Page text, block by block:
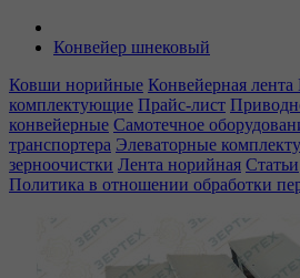
Конвейер шнековый
Ковши норийные Конвейерная лента
комплектующие Прайс-лист
конвейерные Самотечное
транспортера Элеваторные
зерноочистки Лента норийная Статьи
Политика в отношении обработки